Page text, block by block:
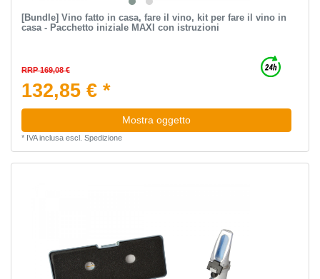
[Bundle] Vino fatto in casa, fare il vino, kit per fare il vino in
casa - Pacchetto iniziale MAXI con istruzioni
RRP 169,08 €
132,85 € *
Mostra oggetto
* IVA inclusaescl. Spedizione